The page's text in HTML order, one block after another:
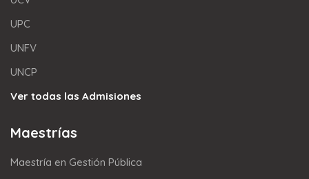
UPC
UNFV
UNCP
Ver todas las Admisiones
Maestrías
Maestría en Gestión Pública